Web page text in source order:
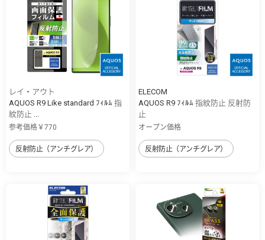
レイ・アウト
AQUOS R9 Like standard ﾌｨﾙﾑ 指
紋防止 ...
参考価格￥770
反射防止（アンチグレア）
ELECOM
AQUOS R9 ﾌｨﾙﾑ 指紋防止 反射防
止
オープン価格
反射防止（アンチグレア）